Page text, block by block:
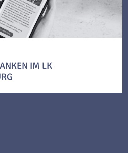
IM LK